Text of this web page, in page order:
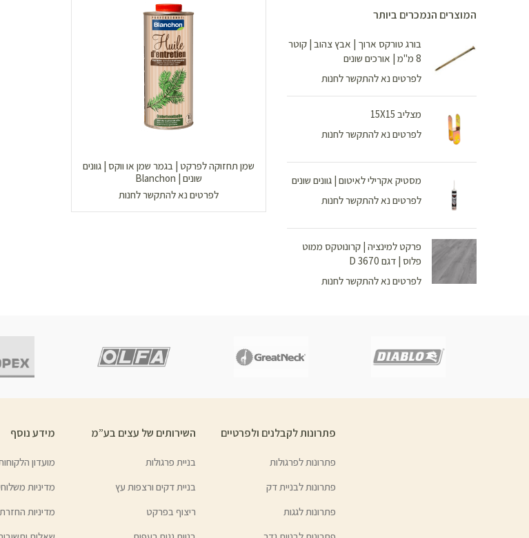
המוצרים הנמכרים ביותר
בורג טורקס ארוך | אבץ צהוב | קוטר
8 מ"מ | אורכים שונים
לפרטים נא להתקשר לחנות
מצליב 15X15
לפרטים נא להתקשר לחנות
מסטיק אקרילי לאיטום | גוונים שונים
לפרטים נא להתקשר לחנות
פרקט למינציה | קרונוטקס ממוט
פלוס | דגם D 3670
לפרטים נא להתקשר לחנות
שמן תחזוקה לפרקט | בגמר שמן או ווקס | גוונים
שונים | Blanchon
לפרטים נא להתקשר לחנות
פתרונות לקבלנים ולפרטיים
פתרונות לפרגולות
פתרונות לבניית דק
פתרונות לגגות
השירותים של עצים בע”מ
בניית פרגולות
בניית דקים ורצפות עץ
ריצוף בפרקט
מידע נוסף
מועדון
מדיניות
מדיניות